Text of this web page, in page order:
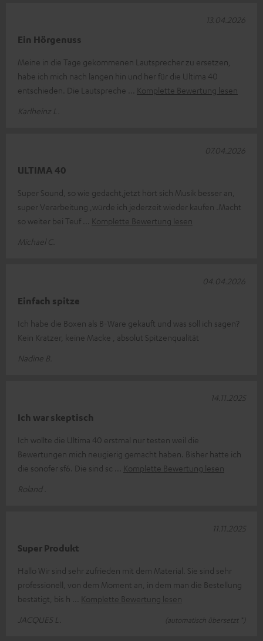
Ein Hörgenuss
Meine in die Tage gekommenen Lautsprecher zu ersetzen,
habe ich mich nach langen hin und her für die Ultima 40
entschieden. Die Lautspreche
Komplette Bewertung lesen
Karlheinz L.
13.04.2026
ULTIMA 40
Super Sound, so wie gedacht,jetzt hört sich Musik besser an,
super Verarbeitung ,würde ich jederzeit wieder kaufen .Macht
so weiter bei Teuf
Komplette Bewertung lesen
Michael C.
07.04.2026
Einfach spitze
Ich habe die Boxen als B-Ware gekauft und was soll ich sagen?
Kein Kratzer, keine Macke , absolut Spitzenqualität
Nadine B.
04.04.2026
Ich war skeptisch
Ich wollte die Ultima 40 erstmal nur testen weil die
Bewertungen mich neugierig gemacht haben. Bisher hatte ich
die sonofer sf6. Die sind sc
Komplette Bewertung lesen
Roland .
14.11.2025
Super Produkt
Hallo Wir sind sehr zufrieden mit dem Material. Sie sind sehr
professionell, von dem Moment an, in dem man die Bestellung
bestätigt, bis h
Komplette Bewertung lesen
JACQUES L.
(automatisch übersetzt *)
11.11.2025